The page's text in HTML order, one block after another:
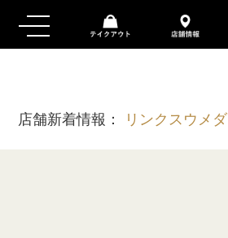
店舗新着情報： リンクスウメダ